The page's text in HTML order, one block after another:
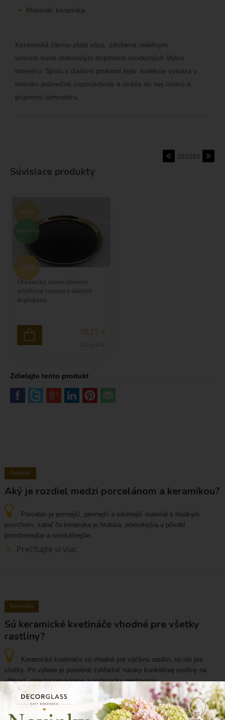
Materiál: keramika
Keramická čierno-zlatá váza zdobená reliéfnym
vzorom bude dokonalým doplnkom moderných štýlov
interiéru. Spolu s ďalšími prvkami tejto kolekcie vytvára v
interiéri jedinečné usporiadanie a vnáša do nej útulnú a
príjemnú atmosféru.
102/263
Súvisiace produkty
AKCIA
SKLADOM
Dekoračný tanier zdobený
reliéfnym vzorom a zlatými
doplnkami
10,25 €
-30%
Zdielajte tento produkt
Porcelán
Aký je rozdiel medzi porcelánom a keramikou?
Porcelán je jemnejší, pevnejší a odolnejší materiál s hladkým
povrchom, zatiaľ čo keramika je hrubšia, pórovitejšia a pôsobí
prirodzenejšie a rustikálnejšie.
Prečítajte si viac
Keramika
Sú keramické kvetináče vhodné pre všetky
rastliny?
Keramické kvetináče sú vhodné pre väčšinu rastlín, no nie pre
všetky. Pri výbere je potrebné zohľadniť nároky konkrétnej rastliny na
vlhkosť, priestor pre korene a podmienky pestovania.
Prečítajte si viac